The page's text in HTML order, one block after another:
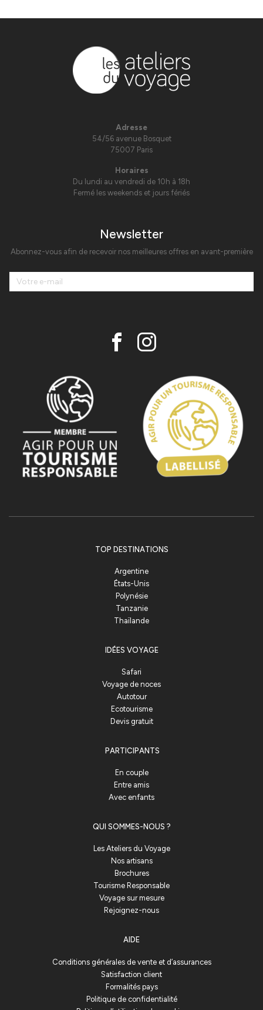
Adresse
54/56 avenue Bosquet
75007 Paris
Horaires
Du lundi au vendredi de 10h à 18h
Fermé les weekends et jours fériés
Newsletter
Abonnez-vous afin de recevoir nos meilleures offres en avant-première
TOP DESTINATIONS
Argentine
États-Unis
Polynésie
Tanzanie
Thaïlande
IDÉES VOYAGE
Safari
Voyage de noces
Autotour
Ecotourisme
Devis gratuit
PARTICIPANTS
En couple
Entre amis
Avec enfants
QUI SOMMES-NOUS ?
Les Ateliers du Voyage
Nos artisans
Brochures
Tourisme Responsable
Voyage sur mesure
Rejoignez-nous
AIDE
Conditions générales de vente et d’assurances
Satisfaction client
Formalités pays
Politique de confidentialité